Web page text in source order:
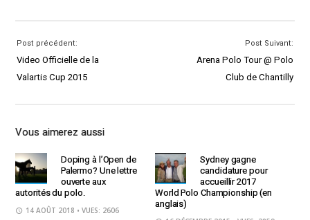
Post précédent:
Video Officielle de la
Valartis Cup 2015
Post Suivant:
Arena Polo Tour @ Polo
Club de Chantilly
Vous aimerez aussi
Doping à l’Open de
Palermo? Une lettre
ouverte aux
autorités du polo.
14 AOÛT 2018 • VUES: 2606
Sydney gagne
candidature pour
accueillir 2017
World Polo Championship (en
anglais)